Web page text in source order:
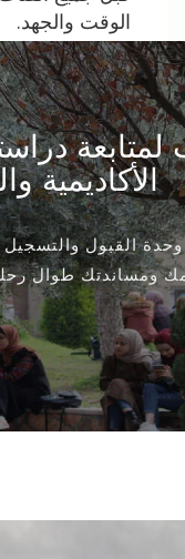
الوقت والجهد.
لمتابعة
الأكاديمية
القبول
ومساندتك طوال